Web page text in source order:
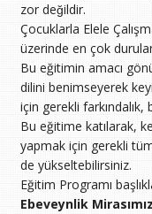
zor değildir.
Çocuklarla Elele
üzerinde en çok
Bu eğitimin amacı
dilini benimseyerek
için gerekli
Bu eğitime katılarak,
yapmak için gerekli
de yükseltebilirsiniz.
Eğitim Programı
Ebeveynlik Mirasımız